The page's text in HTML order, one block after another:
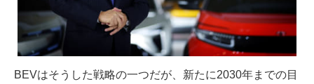
BEVはそうした戦略の一つだが、新たに2030年までの目